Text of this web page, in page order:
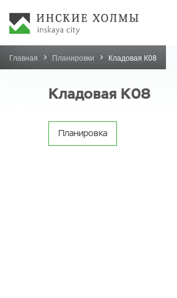
Главная Планировки Кладовая К08
Кладовая К08
Планировка